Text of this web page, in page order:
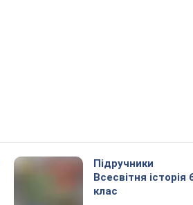
Підручники
Всесвітня історія
клас